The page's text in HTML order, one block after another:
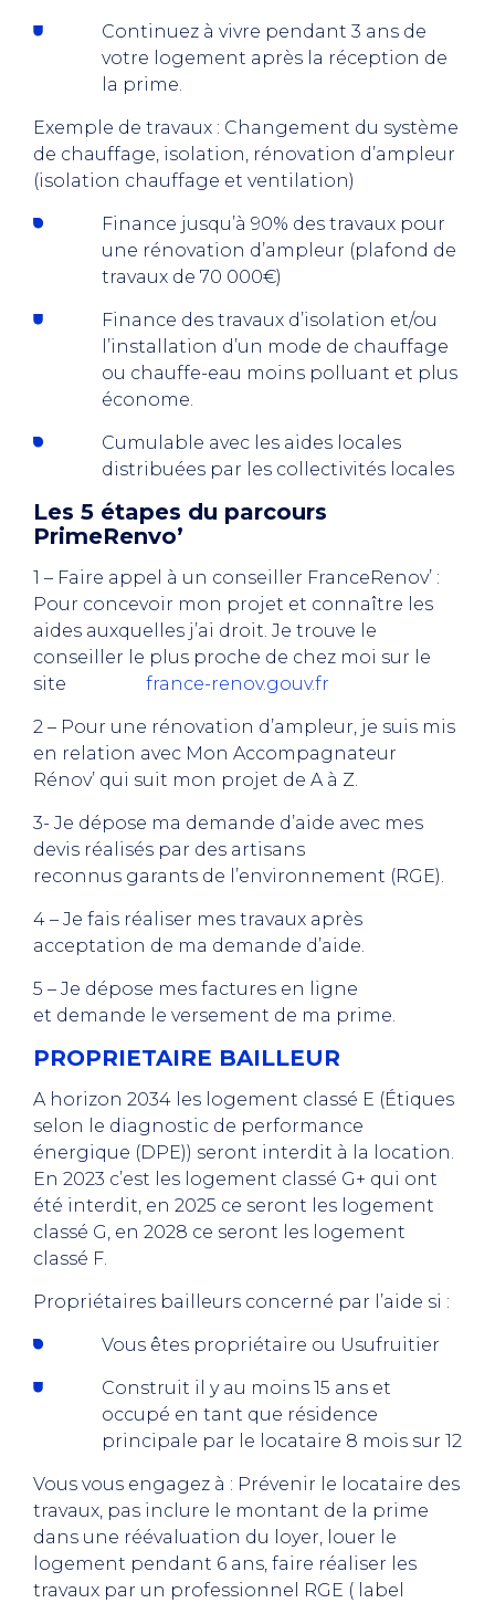
Continuez à vivre pendant 3 ans de
votre logement après la réception de
la prime.
Exemple de travaux : Changement du système
de chauffage, isolation, rénovation d’ampleur
(isolation chauffage et ventilation)
Finance jusqu’à 90% des travaux pour
une rénovation d’ampleur (plafond de
travaux de 70 000€)
Finance des travaux d’isolation et/ou
l’installation d’un mode de chauffage
ou chauffe-eau moins polluant et plus
économe.
Cumulable avec les aides locales
distribuées par les collectivités locales
Les 5 étapes du parcours
PrimeRenvo’
1 – Faire appel à un conseiller FranceRenov’ :
Pour concevoir mon projet et connaître les
aides auxquelles j’ai droit. Je trouve le
conseiller le plus proche de chez moi sur le
site france-renov.gouv.fr
2 – Pour une rénovation d’ampleur, je suis mis
en relation avec Mon Accompagnateur
Rénov’ qui suit mon projet de A à Z.
3- Je dépose ma demande d’aide avec mes
devis réalisés par des artisans
reconnus garants de l’environnement (RGE).
4 – Je fais réaliser mes travaux après
acceptation de ma demande d’aide.
5 – Je dépose mes factures en ligne
et demande le versement de ma prime.
PROPRIETAIRE BAILLEUR
A horizon 2034 les logement classé E (Étiques
selon le diagnostic de performance
énergique (DPE)) seront interdit à la location.
En 2023 c’est les logement classé G+ qui ont
été interdit, en 2025 ce seront les logement
classé G, en 2028 ce seront les logement
classé F.
Propriétaires bailleurs concerné par l’aide si :
Vous êtes propriétaire ou Usufruitier
Construit il y au moins 15 ans et
occupé en tant que résidence
principale par le locataire 8 mois sur 12
Vous vous engagez à : Prévenir le locataire des
travaux, pas inclure le montant de la prime
dans une réévaluation du loyer, louer le
logement pendant 6 ans, faire réaliser les
travaux par un professionnel RGE ( label